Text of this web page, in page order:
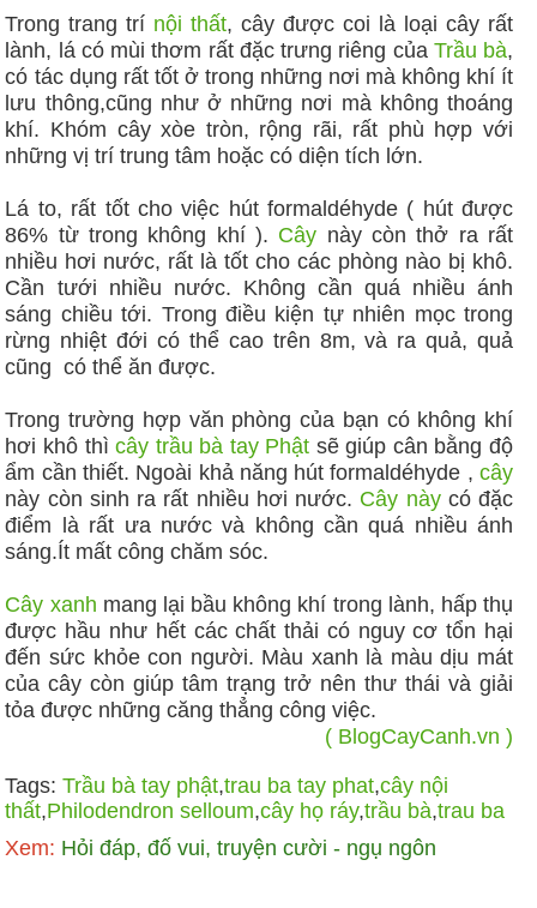
Trong trang trí nội thất, cây được coi là loại cây rất
lành, lá có mùi thơm rất đặc trưng riêng của Trầu bà,
có tác dụng rất tốt ở trong những nơi mà không khí ít
lưu thông,cũng như ở những nơi mà không thoáng
khí. Khóm cây xòe tròn, rộng rãi, rất phù hợp với
những vị trí trung tâm hoặc có diện tích lớn.
Lá to, rất tốt cho việc hút formaldéhyde ( hút được
86% từ trong không khí ). Cây này còn thở ra rất
nhiều hơi nước, rất là tốt cho các phòng nào bị khô.
Cần tưới nhiều nước. Không cần quá nhiều ánh
sáng chiều tới. Trong điều kiện tự nhiên mọc trong
rừng nhiệt đới có thể cao trên 8m, và ra quả, quả
cũng có thể ăn được.
Trong trường hợp văn phòng của bạn có không khí
hơi khô thìcây trầu bà tay Phật sẽ giúp cân bằng độ
ẩm cần thiết. Ngoài khả năng hút formaldéhyde , cây
này còn sinh ra rất nhiều hơi nước. Cây nàycó đặc
điểm là rất ưa nước và không cần quá nhiều ánh
sáng.Ít mất công chăm sóc.
Cây xanh mang lại bầu không khí trong lành, hấp thụ
được hầu như hết các chất thải có nguy cơ tổn hại
đến sức khỏe con người. Màu xanh là màu dịu mát
của cây còn giúp tâm trạng trở nên thư thái và giải
tỏa được những căng thẳng công việc.
( BlogCayCanh.vn )
Tags:Trầu bà tay phật,trau ba tay phat,cây nội
thất,Philodendron selloum,cây họ ráy,trầu bà,trau ba
Xem: Hỏi đáp, đố vui, truyện cười - ngụ ngôn